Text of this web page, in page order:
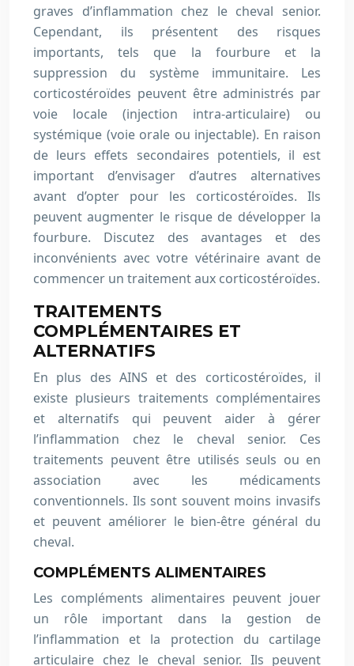
graves d’inflammation chez le cheval senior.
Cependant, ils présentent des risques
importants, tels que la fourbure et la
suppression du système immunitaire. Les
corticostéroïdes peuvent être administrés par
voie locale (injection intra-articulaire) ou
systémique (voie orale ou injectable). En raison
de leurs effets secondaires potentiels, il est
important d’envisager d’autres alternatives
avant d’opter pour les corticostéroïdes. Ils
peuvent augmenter le risque de développer la
fourbure. Discutez des avantages et des
inconvénients avec votre vétérinaire avant de
commencer un traitement aux corticostéroïdes.
TRAITEMENTS
COMPLÉMENTAIRES ET
ALTERNATIFS
En plus des AINS et des corticostéroïdes, il
existe plusieurs traitements complémentaires
et alternatifs qui peuvent aider à gérer
l’inflammation chez le cheval senior. Ces
traitements peuvent être utilisés seuls ou en
association avec les médicaments
conventionnels. Ils sont souvent moins invasifs
et peuvent améliorer le bien-être général du
cheval.
COMPLÉMENTS ALIMENTAIRES
Les compléments alimentaires peuvent jouer
un rôle important dans la gestion de
l’inflammation et la protection du cartilage
articulaire chez le cheval senior. Ils peuvent